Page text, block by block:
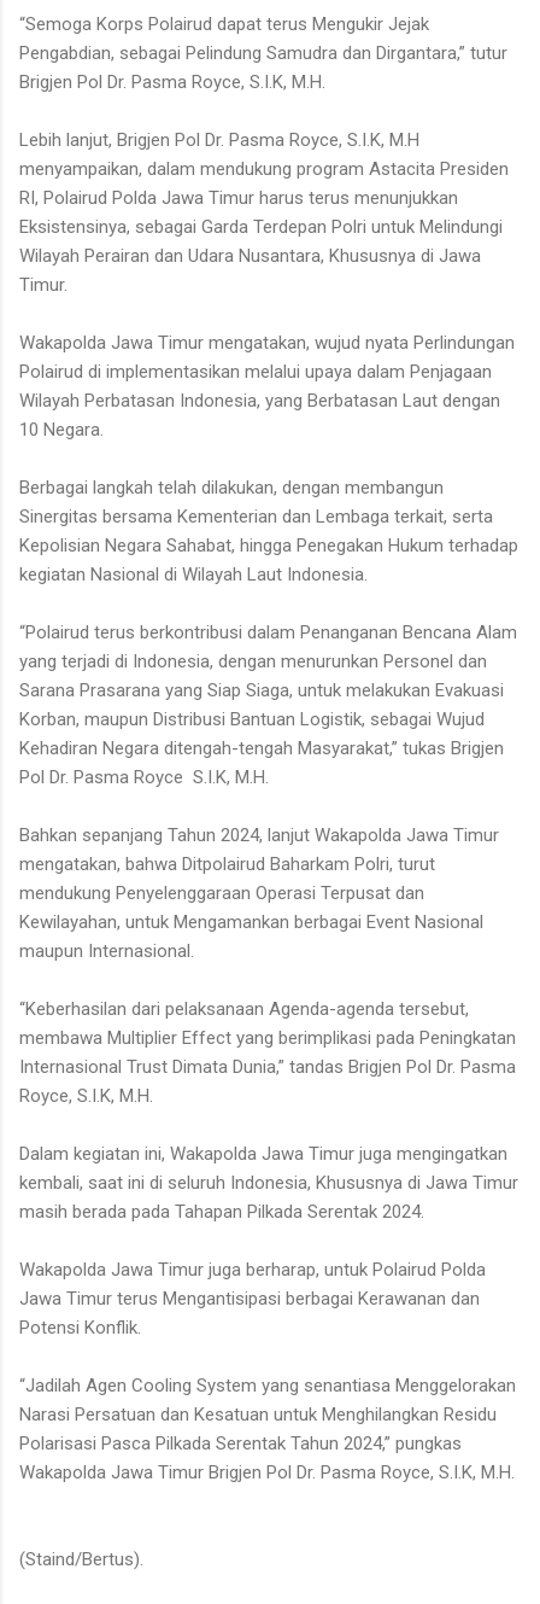
“Semoga Korps Polairud dapat terus Mengukir Jejak
Pengabdian, sebagai Pelindung Samudra dan Dirgantara,” tutur
Brigjen Pol Dr. Pasma Royce, S.I.K, M.H.
Lebih lanjut, Brigjen Pol Dr. Pasma Royce, S.I.K, M.H
menyampaikan, dalam mendukung program Astacita Presiden
RI, Polairud Polda Jawa Timur harus terus menunjukkan
Eksistensinya, sebagai Garda Terdepan Polri untuk Melindungi
Wilayah Perairan dan Udara Nusantara, Khususnya di Jawa
Timur.
Wakapolda Jawa Timur mengatakan, wujud nyata Perlindungan
Polairud di implementasikan melalui upaya dalam Penjagaan
Wilayah Perbatasan Indonesia, yang Berbatasan Laut dengan
10 Negara.
Berbagai langkah telah dilakukan, dengan membangun
Sinergitas bersama Kementerian dan Lembaga terkait, serta
Kepolisian Negara Sahabat, hingga Penegakan Hukum terhadap
kegiatan Nasional di Wilayah Laut Indonesia.
“Polairud terus berkontribusi dalam Penanganan Bencana Alam
yang terjadi di Indonesia, dengan menurunkan Personel dan
Sarana Prasarana yang Siap Siaga, untuk melakukan Evakuasi
Korban, maupun Distribusi Bantuan Logistik, sebagai Wujud
Kehadiran Negara ditengah-tengah Masyarakat,” tukas Brigjen
Pol Dr. Pasma Royce S.I.K, M.H.
Bahkan sepanjang Tahun 2024, lanjut Wakapolda Jawa Timur
mengatakan, bahwa Ditpolairud Baharkam Polri, turut
mendukung Penyelenggaraan Operasi Terpusat dan
Kewilayahan, untuk Mengamankan berbagai Event Nasional
maupun Internasional.
“Keberhasilan dari pelaksanaan Agenda-agenda tersebut,
membawa Multiplier Effect yang berimplikasi pada Peningkatan
Internasional Trust Dimata Dunia,” tandas Brigjen Pol Dr. Pasma
Royce, S.I.K, M.H.
Dalam kegiatan ini, Wakapolda Jawa Timur juga mengingatkan
kembali, saat ini di seluruh Indonesia, Khususnya di Jawa Timur
masih berada pada Tahapan Pilkada Serentak 2024.
Wakapolda Jawa Timur juga berharap, untuk Polairud Polda
Jawa Timur terus Mengantisipasi berbagai Kerawanan dan
Potensi Konflik.
“Jadilah Agen Cooling System yang senantiasa Menggelorakan
Narasi Persatuan dan Kesatuan untuk Menghilangkan Residu
Polarisasi Pasca Pilkada Serentak Tahun 2024,” pungkas
Wakapolda Jawa Timur Brigjen Pol Dr. Pasma Royce, S.I.K, M.H.
(Staind/Bertus).